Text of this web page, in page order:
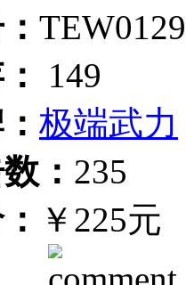
149
极端武力
： 235
￥225元